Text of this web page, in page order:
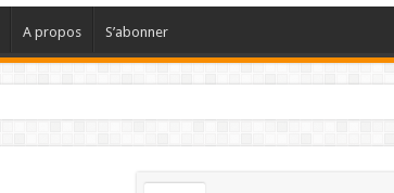
A propos S’abonner